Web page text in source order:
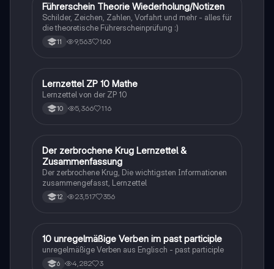
Lerntipps
Führerschein Theorie Wiederholung/Notizen
Schilder, Zeichen, Zahlen, Vorfahrt und mehr - alles für
die theoretische Führerscheinprüfung :)
11 9,563 160
Mathe
Lernzettel ZP 10 Mathe
Lernzettel von der ZP 10
10 5,366 116
Deutsch
Der zerbrochene Krug Lernzettel &
Zusammenfassung
Der zerbrochene Krug, Die wichtigsten Informationen
zusammengefasst, Lernzettel
12 23,517 356
1 Englisch
10 unregelmäßige Verben im past participle
unregelmäßige Verben aus Englisch - past participle
6 4,282 3